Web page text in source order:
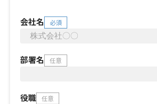
会社名 必須
部署名 任意
役職 任意